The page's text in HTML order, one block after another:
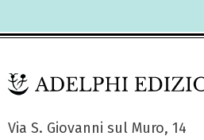
Via S. Giovanni sul Muro, 14